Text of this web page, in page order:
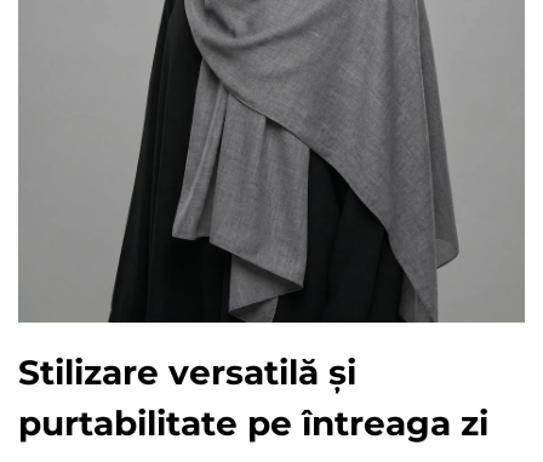
Stilizare versatilă și
purtabilitate pe întreaga zi